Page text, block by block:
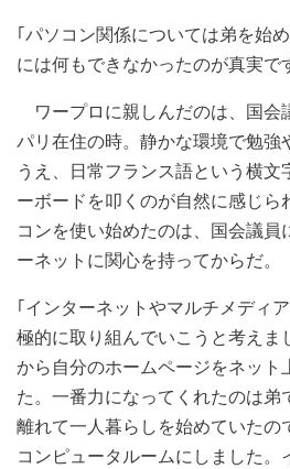
｢パソコン関係については弟を始
には何もできなかったのが真実で
ワープロに親しんだのは、国会
パリ在住の時。静かな環境で勉強
うえ、日常フランス語という横文
ーボードを叩くのが自然に感じら
コンを使い始めたのは、国会議員
ーネットに関心を持ってからだ。
｢インターネットやマルチメディ
極的に取り組んでいこうと考えま
から自分のホームページをネット
た。一番力になってくれたのは弟
離れて一人暮らしを始めていたの
コンピュータルームにしました